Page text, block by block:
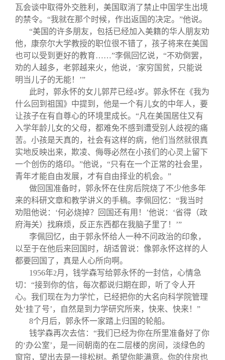
瓦会谈中取得外交胜利，美国取消了禁止中国学生出境
的禁令。“我就在那个时候，作出返国的决定。”他说。
“美国的许多朋友，包括已经加入美籍的华人朋友劝
他，康奈尔大学教授的职位很不错了，孩子将来在美国
也可以受到更好的教育……”李佩回忆说，“不劝倒罢，
劝的人越多，老郭越来火，他说，‘家穷国贫，只能说
明当儿子的无能！’”
此时，郭永怀的女儿郭芹已经4岁。郭永怀在《我为
什么回到祖国》中提到，他是一个有儿女的中年人，要
让孩子在有自尊心的环境里成长。“凡在美国居住又有
入学年龄儿女的父母，都难免不感到遭受别人歧视的痛
苦。小孩是天真的，社会有这样的病，他们当然就很真
实地反映出来，欺凌、侮辱必然在小孩们的心灵上留下
一个创伤的烙印。”他说，“只有在一个正常的社会里，
青年才能自由发展，才有自由择业的机会。”
做回国准备时，郭永怀在住房后院烧了不少他多年
来的科研文章和教学讲义的手稿。李佩回忆：“我当时
劝阻他说：‘何必烧掉？回国还有用！’他说：‘省得（政
府海关）找麻烦，反正东西都在我脑子里了！’”
李佩回忆，由于郭永怀给人一种不问政治的印象，
以至于在他后来回国时，胡适曾说：像郭永怀这样的人
都要回国了，真是人心所向啊。
1956年2 月，钱学森写给郭永怀的一封信，心情急
切：“接到你的信，每次都说归期在即，听了令人开
心。我们现在为力学忙，已经把你的大名向科学院管理
处‘挂了号’，自然是到力学研究所来，快来、快来！”
8个月后，郭永怀一家踏上归国的轮船。
钱学森再次去信：“我们已经为你在所里准备好了你
的‘办公室’，是一间朝南的在二层楼的房间，淡绿色的
窗帘，望出去是一排松树。希望你能满意。你的住房也